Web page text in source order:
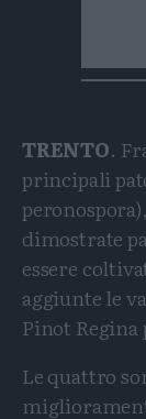
TRENTO.
principali
dimostrate
essere
aggiunte le
Pinot
Le quattro